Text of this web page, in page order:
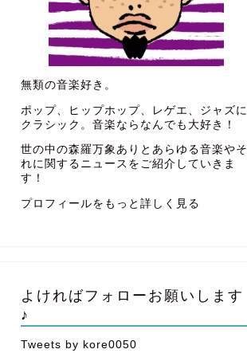
無類の音楽好き。
ポップ、ヒップホップ、レゲエ、ジャズに
クラシック。音楽ならなんでも大好き！
世の中の森羅万象ありとあらゆる音楽やそ
れに関するニュースをご紹介していきま
す！
プロフィールをもっと詳しく見る
よければフォローお願いします
♪
Tweets by kore0050